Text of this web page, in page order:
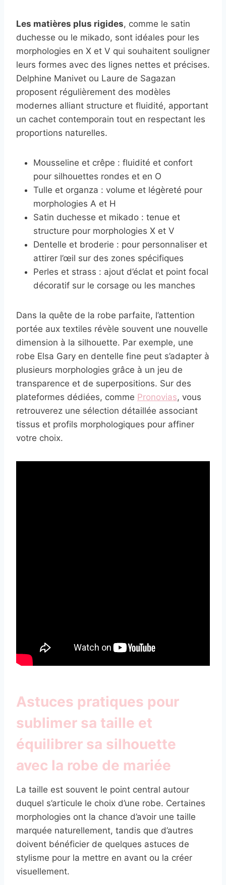
Les matières plus rigides, comme le satin
duchesse ou le mikado, sont idéales pour les
morphologies en X et V qui souhaitent souligner
leurs formes avec des lignes nettes et précises.
Delphine Manivet ou Laure de Sagazan
proposent régulièrement des modèles
modernes alliant structure et fluidité, apportant
un cachet contemporain tout en respectant les
proportions naturelles.
Mousseline et crêpe : fluidité et confort
pour silhouettes rondes et en O
Tulle et organza : volume et légèreté pour
morphologies A et H
Satin duchesse et mikado : tenue et
structure pour morphologies X et V
Dentelle et broderie : pour personnaliser et
attirer l’œil sur des zones spécifiques
Perles et strass : ajout d’éclat et point focal
décoratif sur le corsage ou les manches
Dans la quête de la robe parfaite, l’attention
portée aux textiles révèle souvent une nouvelle
dimension à la silhouette. Par exemple, une
robe Elsa Gary en dentelle fine peut s’adapter à
plusieurs morphologies grâce à un jeu de
transparence et de superpositions. Sur des
plateformes dédiées, comme Pronovias, vous
retrouverez une sélection détaillée associant
tissus et profils morphologiques pour affiner
votre choix.
Astuces pratiques pour
sublimer sa taille et
équilibrer sa silhouette
avec la robe de mariée
La taille est souvent le point central autour
duquel s’articule le choix d’une robe. Certaines
morphologies ont la chance d’avoir une taille
marquée naturellement, tandis que d’autres
doivent bénéficier de quelques astuces de
stylisme pour la mettre en avant ou la créer
visuellement.